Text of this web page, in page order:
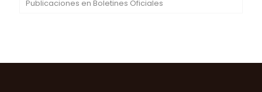
Publicaciones en Boletines Oficiales